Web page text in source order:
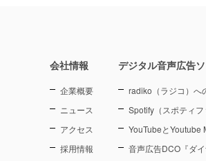
会社情報
企業概要
ニュース
アクセス
採用情報
デジタル音声広告
radiko（ラジコ）へ
Spotify（スポティフ
YouTubeとYoutube
音声広告DCO『ダ